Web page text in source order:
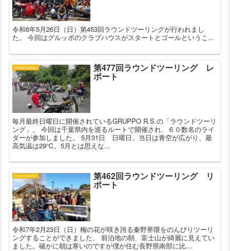
令和6年5月26日（日）第453回ラウンドツーリングが行われまし
た。 今回はグルッポのクラブハウスがスタートとゴールというこ...
information 第477回ラウンドツーリング レ
ポート
毎月最終日曜日に開催されているGRUPPO R.S.の「ラウンドツーリ
ング」。 今回は千葉県内を巡るルートで開催され、６０数名のライ
ダーが参加しました。 5月31日 日曜日。当日は青空が広がり、最
高気温は29℃。5月とは思えな...
information 第462回ラウンドツーリング リ
ポート
令和7年2月23日（日）梅の花が咲き誇る秦野界隈をのんびりツーリ
ングすることができました。 前泊地の朝、富士山が綺麗に見えてい
ました。確かに朝は寒いのですが僕が住む長野県南部に比...